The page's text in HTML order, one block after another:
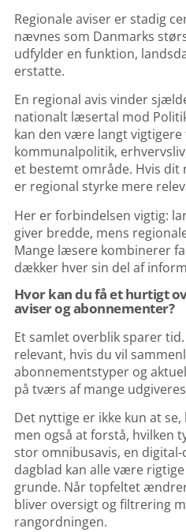
Regionale aviser er stadig
nævnes som Danmarks
udfylder en funktion,
erstatte.
En regional avis vinder
nationalt læsertal mod
kan den være langt
kommunalpolitik,
et bestemt område. Hvis dit
er regional styrke mere
Her er forbindelsen vigtig:
giver bredde, mens
Mange læsere kombinerer
dækker hver sin del af
Hvor kan du få et hurtigt
aviser og abonnementer?
Et samlet overblik sparer tid.
relevant, hvis du vil
abonnementstyper og
på tværs af mange
Det nyttige er ikke kun at
men også at forstå, hvilken
stor omnibusavis, en
dagblad kan alle være
grunde. Når topfeltet
bliver oversigt og filtrering
rangordningen.